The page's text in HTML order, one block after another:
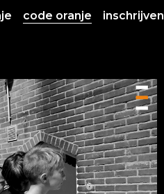
code oranje inschrijven